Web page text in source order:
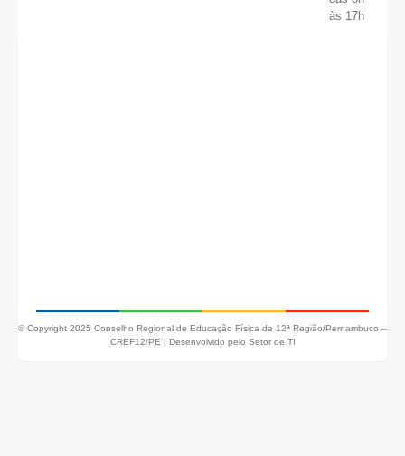
às 17h
© Copyright 2025 Conselho Regional de Educação Física da 12ª Região/Pernambuco –
CREF12/PE | Desenvolvido pelo Setor de TI